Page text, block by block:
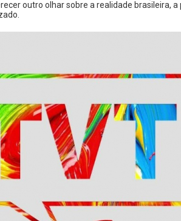
outro olhar sobre a realidade brasileira,